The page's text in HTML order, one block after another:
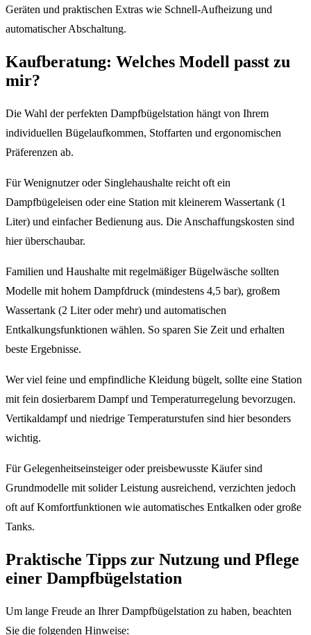
Geräten und praktischen Extras wie Schnell-Aufheizung und
automatischer Abschaltung.
Kaufberatung: Welches Modell passt zu
mir?
Die Wahl der perfekten Dampfbügelstation hängt von Ihrem
individuellen Bügelaufkommen, Stoffarten und ergonomischen
Präferenzen ab.
Für Wenignutzer oder Singlehaushalte reicht oft ein
Dampfbügeleisen oder eine Station mit kleinerem Wassertank (1
Liter) und einfacher Bedienung aus. Die Anschaffungskosten sind
hier überschaubar.
Familien und Haushalte mit regelmäßiger Bügelwäsche sollten
Modelle mit hohem Dampfdruck (mindestens 4,5 bar), großem
Wassertank (2 Liter oder mehr) und automatischen
Entkalkungsfunktionen wählen. So sparen Sie Zeit und erhalten
beste Ergebnisse.
Wer viel feine und empfindliche Kleidung bügelt, sollte eine Station
mit fein dosierbarem Dampf und Temperaturregelung bevorzugen.
Vertikaldampf und niedrige Temperaturstufen sind hier besonders
wichtig.
Für Gelegenheitseinsteiger oder preisbewusste Käufer sind
Grundmodelle mit solider Leistung ausreichend, verzichten jedoch
oft auf Komfortfunktionen wie automatisches Entkalken oder große
Tanks.
Praktische Tipps zur Nutzung und Pflege
einer Dampfbügelstation
Um lange Freude an Ihrer Dampfbügelstation zu haben, beachten
Sie die folgenden Hinweise: